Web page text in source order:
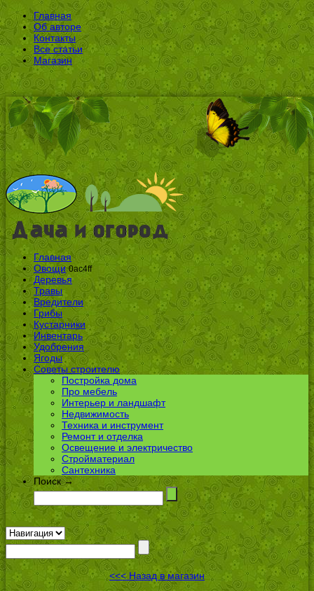
Главная
Об авторе
Контакты
Все статьи
Магазин
Главная
Овощи 0ac4ff
Деревья
Травы
Вредители
Грибы
Кустарники
Инвентарь
Удобрения
Ягоды
Советы строителю
Постройка дома
Про мебель
Интерьер и ландшафт
Недвижимость
Техника и инструмент
Ремонт и отделка
Освещение и электричество
Стройматериал
Сантехника
Поиск →
<<< Назад в магазин